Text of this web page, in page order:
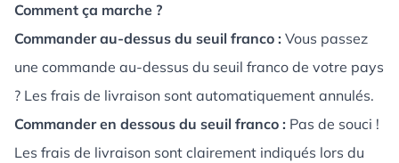
Comment ça marche ?
Commander au-dessus du seuil franco : Vous passez
une commande au-dessus du seuil franco de votre pays
? Les frais de livraison sont automatiquement annulés.
Commander en dessous du seuil franco : Pas de souci !
Les frais de livraison sont clairement indiqués lors du